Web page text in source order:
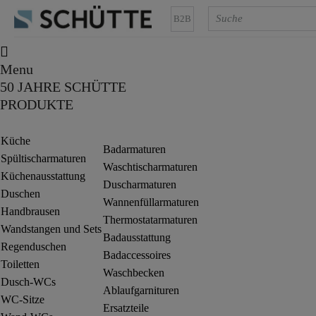
B2B
Menu
50 JAHRE SCHÜTTE
PRODUKTE
Küche
Spültischarmaturen
Küchenausstattung
Duschen
Handbrausen
Wandstangen und Sets
Regenduschen
Toiletten
Dusch-WCs
WC-Sitze
Badarmaturen
Waschtischarmaturen
Duscharmaturen
Wannenfüllarmaturen
Thermostatarmaturen
Badausstattung
Badaccessoires
Waschbecken
Ablaufgarnituren
Ersatzteile